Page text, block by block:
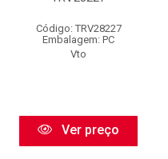
Código: TRV28227
Embalagem: PC
Vto
Ver preço